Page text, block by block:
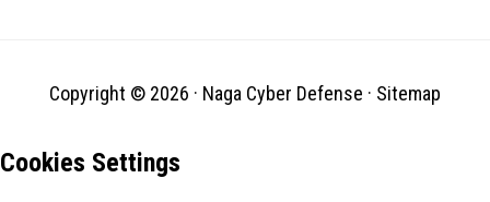
Copyright © 2026 · Naga Cyber Defense · Sitemap
Cookies Settings